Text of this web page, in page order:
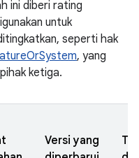
ini diberi rating
untuk
seperti hak
, yang
ketiga.
Versi yang